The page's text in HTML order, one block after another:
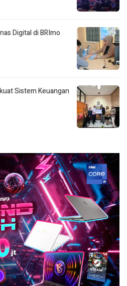
Digital di BRImo
Sistem Keuangan